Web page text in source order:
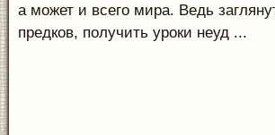
а может и всего мира. Ведь
предков, получить уроки неуд ...